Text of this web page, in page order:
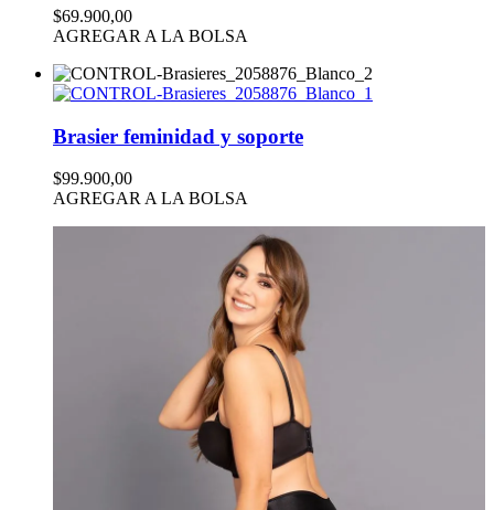
$69.900,00
AGREGAR A LA BOLSA
Brasier feminidad y soporte
$99.900,00
AGREGAR A LA BOLSA